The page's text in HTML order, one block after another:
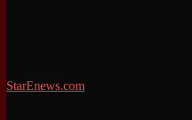
StarEnews.com